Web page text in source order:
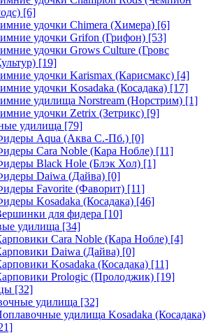
[6]
удочки Chimera (Химера) [6]
удочки Grifon (Грифон) [53]
удочки Grows Culture (Гровс
[19]
удочки Karismax (Карисмакс) [4]
удочки Kosadaka (Косадака) [17]
удилища Norstream (Норстрим) [1]
удочки Zetrix (Зетрикс) [9]
удилища [79]
Aqua (Аква С.-Пб.) [0]
Cara Noble (Кара Нобле) [11]
Black Hole (Блэк Хол) [1]
Daiwa (Дайва) [0]
Favorite (Фаворит) [11]
Kosadaka (Косадака) [46]
для фидера [10]
удилища [34]
Cara Noble (Кара Нобле) [4]
Daiwa (Дайва) [0]
Kosadaka (Косадака) [11]
Prologic (Пролоджик) [19]
[32]
удилища [32]
удилища Kosadaka (Косадака)